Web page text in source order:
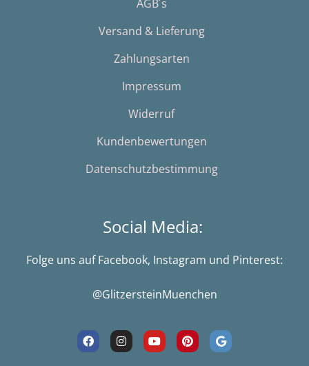
AGB´s
Versand & Lieferung
Zahlungsarten
Impressum
Widerruf
Kundenbewertungen
Datenschutzbestimmung
Social Media:
Folge uns auf Facebook, Instagram und Pinterest:
@GlitzersteinMuenchen
F
a
c
I
n
s
Y
o
u
P
i
n
G
o
o